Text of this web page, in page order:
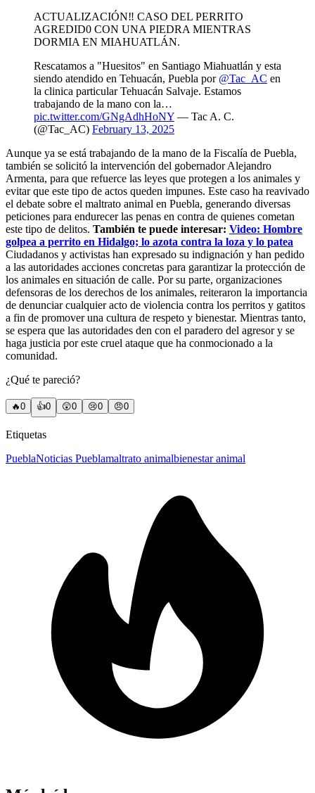
ACTUALIZACIÓN‼️ CASO DEL PERRITO
AGREDID0 CON UNA PIEDRA MIENTRAS
DORMIA EN MIAHUATLÁN.
Rescatamos a "Huesitos" en Santiago Miahuatlán y esta
siendo atendido en Tehuacán, Puebla por @Tac_AC en
la clinica particular Tehuacán Salvaje. Estamos
trabajando de la mano con la…
pic.twitter.com/GNgAdhHoNY — Tac A. C.
(@Tac_AC) February 13, 2025
Aunque ya se está trabajando de la mano de la Fiscalía de Puebla,
también se solicitó la intervención del gobernador Alejandro
Armenta, para que refuerce las leyes que protegen a los animales y
evitar que este tipo de actos queden impunes. Este caso ha reavivado
el debate sobre el maltrato animal en Puebla, generando diversas
peticiones para endurecer las penas en contra de quienes cometan
este tipo de delitos. También te puede interesar: Video: Hombre
golpea a perrito en Hidalgo; lo azota contra la loza y lo patea
Ciudadanos y activistas han expresado su indignación y han pedido
a las autoridades acciones concretas para garantizar la protección de
los animales en situación de calle. Por su parte, organizaciones
defensoras de los derechos de los animales, reiteraron la importancia
de denunciar cualquier acto de violencia contra los perritos y gatitos
a fin de promover una cultura de respeto y bienestar. Mientras tanto,
se espera que las autoridades den con el paradero del agresor y se
haga justicia por este cruel ataque que ha conmocionado a la
comunidad.
¿Qué te pareció?
🔥0 👍0 😲0 😢0 😠0
Etiquetas
PueblaNoticias Pueblamaltrato animalbienestar animal